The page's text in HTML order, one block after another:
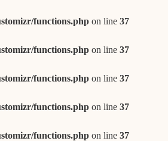
functions.php on line 37
functions.php on line 37
functions.php on line 37
functions.php on line 37
functions.php on line 37